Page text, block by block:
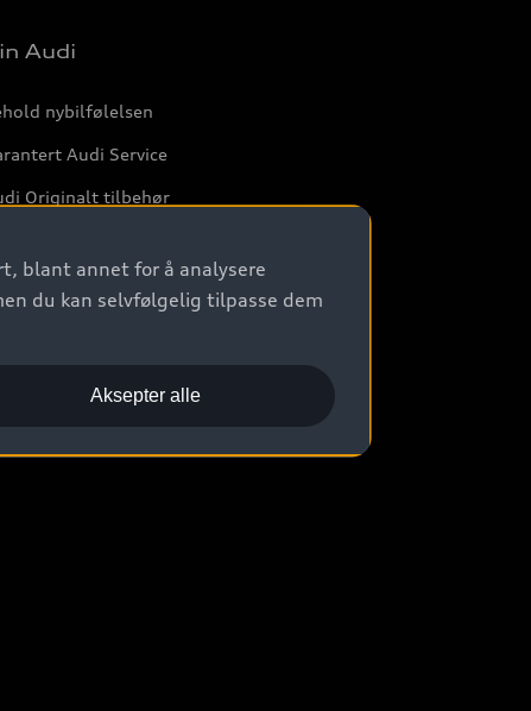
Audi
nybilfølelsen
Audi Service
Originalt tilbehør
blant annet for å analysere
du kan selvfølgelig tilpasse dem
Aksepter alle